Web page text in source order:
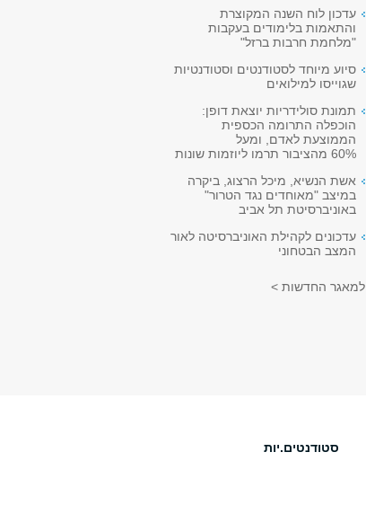
עדכון לוח השנה המקוצרת
והתאמות בלימודים בעקבות
"מלחמת חרבות ברזל"
סיוע מיוחד לסטודנטים וסטודנטיות
שגוייסו למילואים
תמונת סולידריות יוצאת דופן:
הוכפלה התרומה הכספית
הממוצעת לאדם, ומעל
60% מהציבור תרמו ליוזמות שונות
אשת הנשיא, מיכל הרצוג, ביקרה
במיצב "מאוחדים נגד הטרור"
באוניברסיטת תל אביב
עדכונים לקהילת האוניברסיטה לאור
המצב הבטחוני
למאגר החדשות >
סטודנטים.יות